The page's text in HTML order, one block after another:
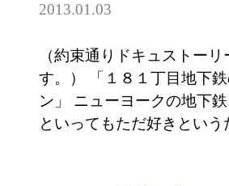
2013.01.03
（約束通りドキュストー
す。） 「１８１丁目地下
ン」 ニューヨークの地下鉄
といってもただ好きとい